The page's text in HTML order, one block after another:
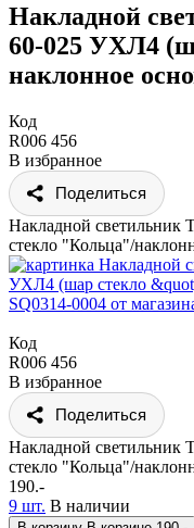
Накладной
60-025 УХЛ4
наклонное
Код
R006 456
В избранное
Поделиться
Накладной
стекло "Кольца"/
Код
R006 456
В избранное
Поделиться
Накладной
стекло "Кольца"/
190.-
9 шт. В наличии